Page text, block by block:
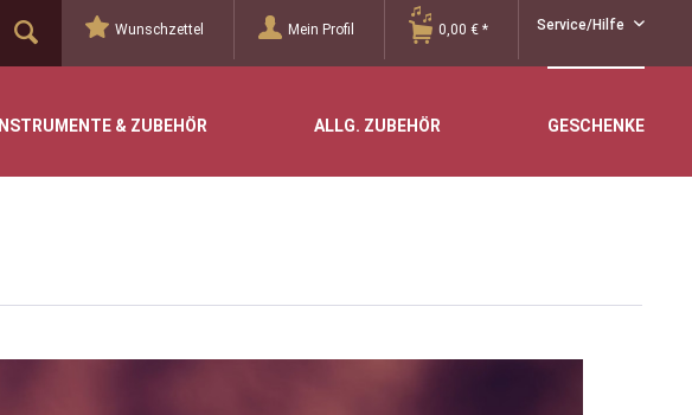
Service/Hilfe
Wunschzettel Mein Profil 0,00 € *
INSTRUMENTE & ZUBEHÖR ALLG. ZUBEHÖR GESCHENKE